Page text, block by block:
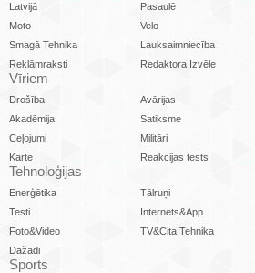
Latvijā Pasaulē
Moto
Velo
Smagā Tehnika
Lauksaimniecība
Reklāmraksti
Redaktora Izvēle
Vīriem
Drošība Avārijas
Akadēmija
Satiksme
Ceļojumi
Militāri
Karte
Reakcijas tests
Tehnoloģijas
Enerģētika Tālruņi
Testi
Internets&App
Foto&Video
TV&Cita Tehnika
Dažādi
Sports